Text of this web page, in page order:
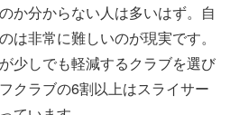
か分からない人は多いはず。自
は非常に難しいのが現実です。
少しでも軽減するクラブを選び
クラブの6割以上はスライサー